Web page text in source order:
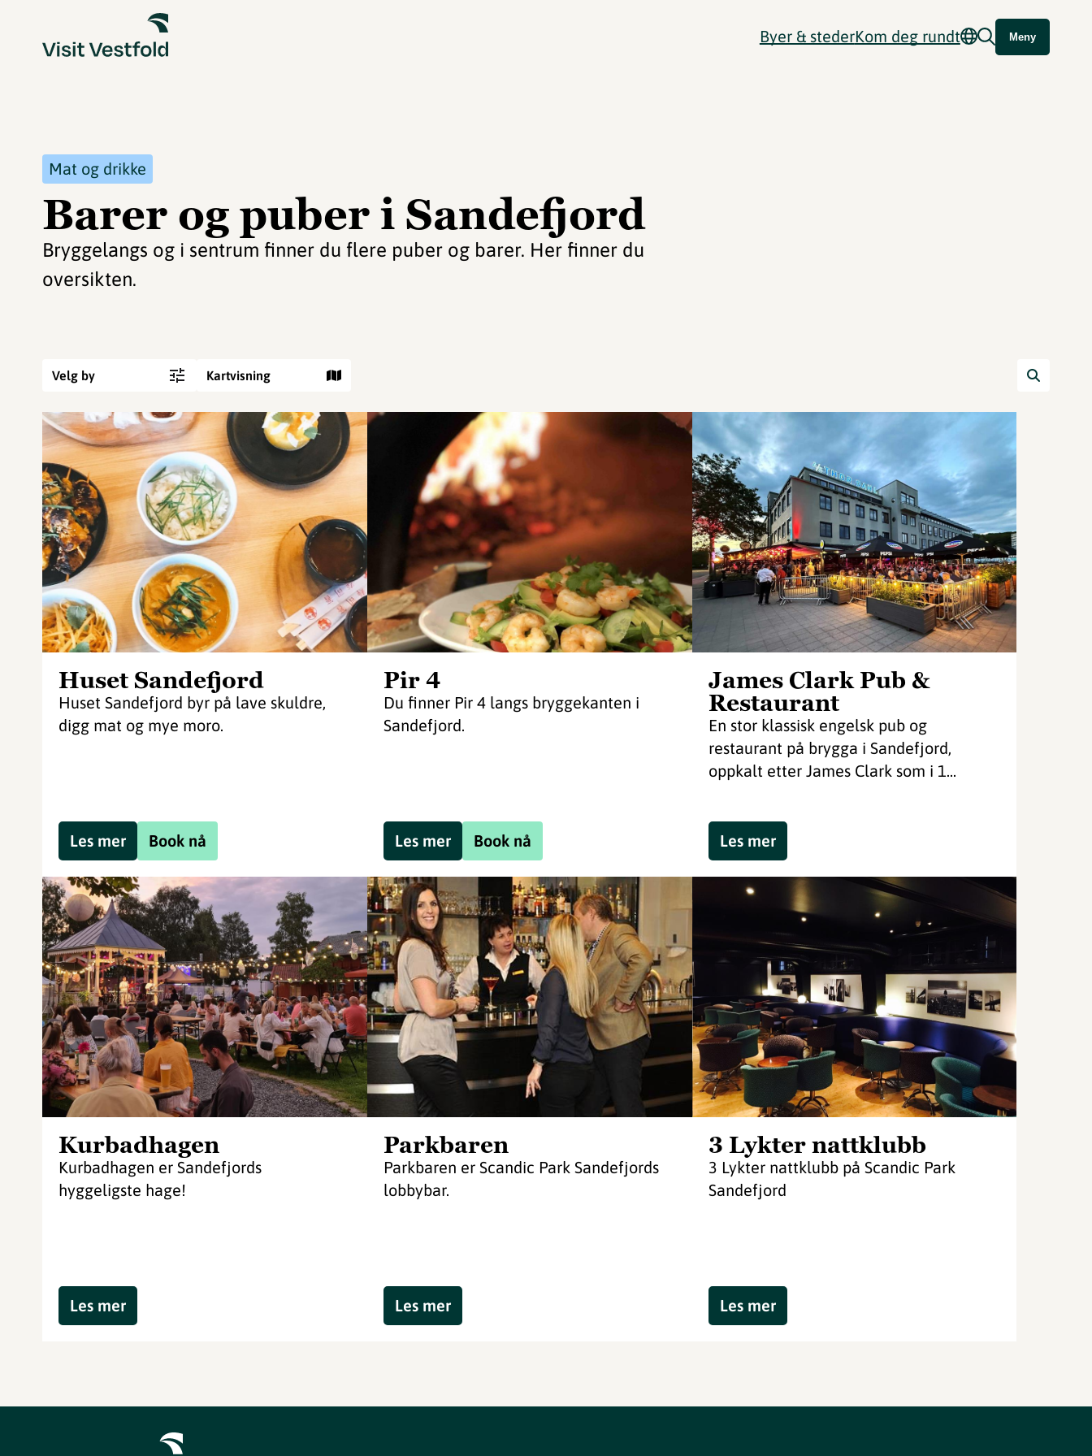
Byer & stederKom deg rundt Meny
Mat og drikke
Barer og puber i Sandefjord
Bryggelangs og i sentrum finner du flere puber og barer. Her finner du
oversikten.
Velg by Kartvisning
Huset Sandefjord
Huset Sandefjord byr på lave skuldre,
digg mat og mye moro.
Book nå
Les mer
Pir 4
Du finner Pir 4 langs bryggekanten i
Sandefjord.
Book nå
Les mer
James Clark Pub &
Restaurant
En stor klassisk engelsk pub og
restaurant på brygga i Sandefjord,
oppkalt etter James Clark som i 1...
Les mer
Kurbadhagen
Kurbadhagen er Sandefjords
hyggeligste hage!
Les mer
Parkbaren
Parkbaren er Scandic Park Sandefjords
lobbybar.
Les mer
3 Lykter nattklubb
3 Lykter nattklubb på Scandic Park
Sandefjord
Les mer